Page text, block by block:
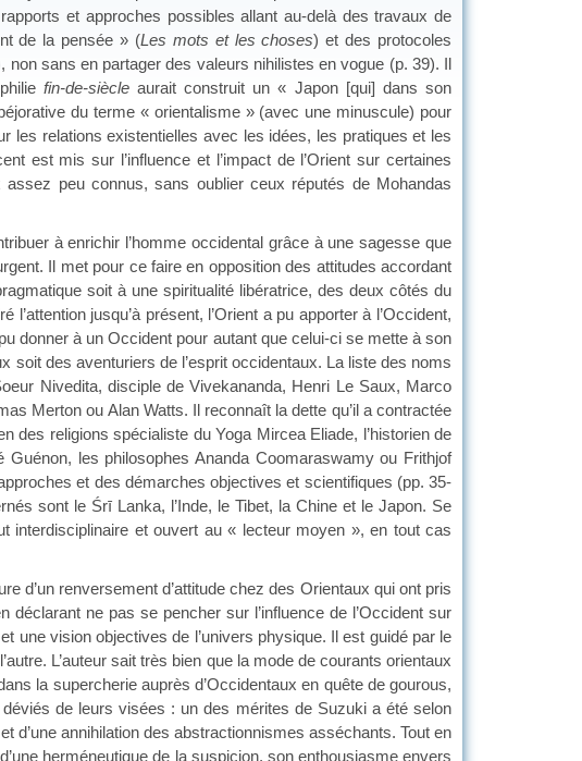
et approches possibles allant au-delà des travaux de
de la pensée » (Les mots et les choses) et des protocoles
sans en partager des valeurs nihilistes en vogue (p. 39). Il
fin-de-siècleaurait construit un « Japon [qui] dans son
du terme « orientalisme » (avec une minuscule) pour
les relations existentielles avec les idées, les pratiques et les
est mis sur l’influence et l’impact de l’Orient sur certaines
peu connus, sans oublier ceux réputés de Mohandas
à enrichir l’homme occidental grâce à une sagesse que
Il met pour ce faire en opposition des attitudes accordant
soit à une spiritualité libératrice, des deux côtés du
jusqu’à présent, l’Orient a pu apporter à l’Occident,
donner à un Occident pour autant que celui-ci se mette à son
des aventuriers de l’esprit occidentaux. La liste des noms
Nivedita, disciple de Vivekananda, Henri Le Saux, Marco
Merton ou Alan Watts. Il reconnaît la dette qu’il a contractée
des religions spécialiste du Yoga Mircea Eliade, l’historien de
les philosophes Ananda Coomaraswamy ou Frithjof
et des démarches objectives et scientifiques (pp. 35-
sont le Śrī Lanka, l’Inde, le Tibet, la Chine et le Japon. Se
interdisciplinaire et ouvert au « lecteur moyen », en tout cas
renversement d’attitude chez des Orientaux qui ont pris
déclarant ne pas se pencher sur l’influence de l’Occident sur
une vision objectives de l’univers physique. Il est guidé par le
L’auteur sait très bien que la mode de courants orientaux
la supercherie auprès d’Occidentaux en quête de gourous,
de leurs visées : un des mérites de Suzuki a été selon
d’une annihilation des abstractionnismes asséchants. Tout en
herméneutique de la suspicion, son enthousiasme envers